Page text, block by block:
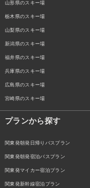
山形県のスキー場
栃木県のスキー場
山梨県のスキー場
新潟県のスキー場
福井県のスキー場
兵庫県のスキー場
広島県のスキー場
宮崎県のスキー場
プランから探す
関東発朝発日帰りバスプラン
関東発朝発宿泊バスプラン
関東発マイカー宿泊プラン
関東発新幹線宿泊プラン